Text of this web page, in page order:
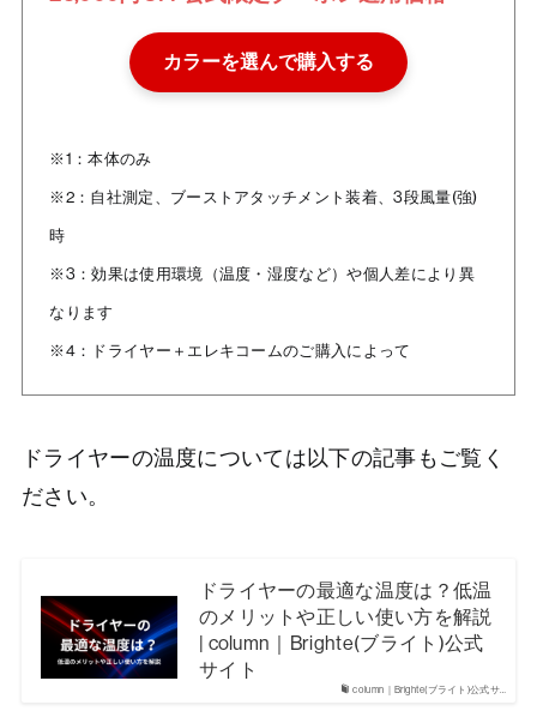
カラーを選んで購入する
※1：本体のみ
※2：自社測定、ブーストアタッチメント装着、3段風量(強)
時
※3：効果は使用環境（温度・湿度など）や個人差により異
なります
※4：ドライヤー＋エレキコームのご購入によって
ドライヤーの温度については以下の記事もご覧く
ださい。
column｜Brighte(ブライト)公式サ…
ドライヤーの最適な温度は？低温
のメリットや正しい使い方を解説
| column｜Brighte(ブライト)公式
サイト